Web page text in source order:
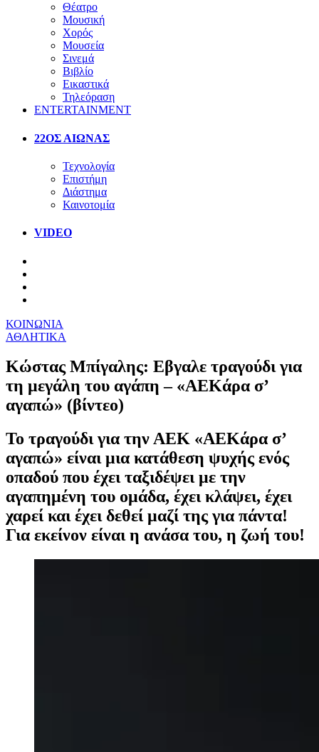
Θέατρο
Μουσική
Χορός
Μουσεία
Σινεμά
Βιβλίο
Εικαστικά
Τηλεόραση
ENTERTAINMENT
22ΟΣ ΑΙΩΝΑΣ
Τεχνολογία
Επιστήμη
Διάστημα
Καινοτομία
VIDEO
ΚΟΙΝΩΝΙΑ
ΑΘΛΗΤΙΚΑ
Κώστας Μπίγαλης: Εβγαλε τραγούδι για
τη μεγάλη του αγάπη – «ΑΕΚάρα σ’
αγαπώ» (βίντεο)
Το τραγούδι για την ΑΕΚ «ΑΕΚάρα σ’
αγαπώ» είναι μια κατάθεση ψυχής ενός
οπαδού που έχει ταξιδέψει με την
αγαπημένη του ομάδα, έχει κλάψει, έχει
χαρεί και έχει δεθεί μαζί της για πάντα!
Για εκείνον είναι η ανάσα του, η ζωή του!